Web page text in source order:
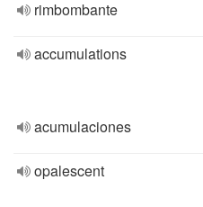
rimbombante
accumulations
acumulaciones
opalescent